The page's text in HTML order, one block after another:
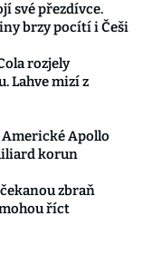
své přezdívce.
brzy pocítí i Češi
rozjely
Lahve mizí z
Apollo
korun
zbraň
říct